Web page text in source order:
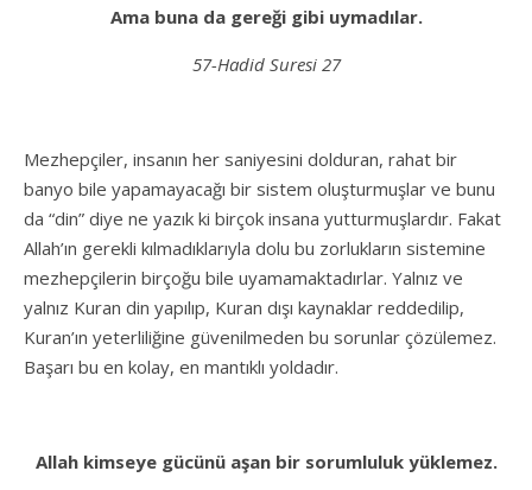
Ama buna da gereği gibi uymadılar.
57-Hadid Suresi 27
Mezhepçiler, insanın her saniyesini dolduran, rahat bir
banyo bile yapamayacağı bir sistem oluşturmuşlar ve bunu
da “din” diye ne yazık ki birçok insana yutturmuşlardır. Fakat
Allah’ın gerekli kılmadıklarıyla dolu bu zorlukların sistemine
mezhepçilerin birçoğu bile uyamamaktadırlar. Yalnız ve
yalnız Kuran din yapılıp, Kuran dışı kaynaklar reddedilip,
Kuran’ın yeterliliğine güvenilmeden bu sorunlar çözülemez.
Başarı bu en kolay, en mantıklı yoldadır.
Allah kimseye gücünü aşan bir sorumluluk yüklemez.